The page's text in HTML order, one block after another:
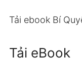
Tải ebook Bí
Tải eBook